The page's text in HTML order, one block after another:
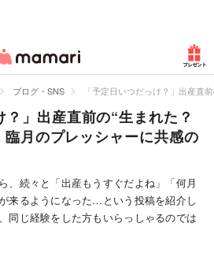
マリ
ブログ・SNS 「予定日いつだっけ？」出産直
？」出産直前の“生まれた？
月のプレッシャーに共感の
、続々と「出産もうすぐだよね」「何月
来るようになった…という投稿を紹介し
同じ経験をした方もいらっしゃるのでは